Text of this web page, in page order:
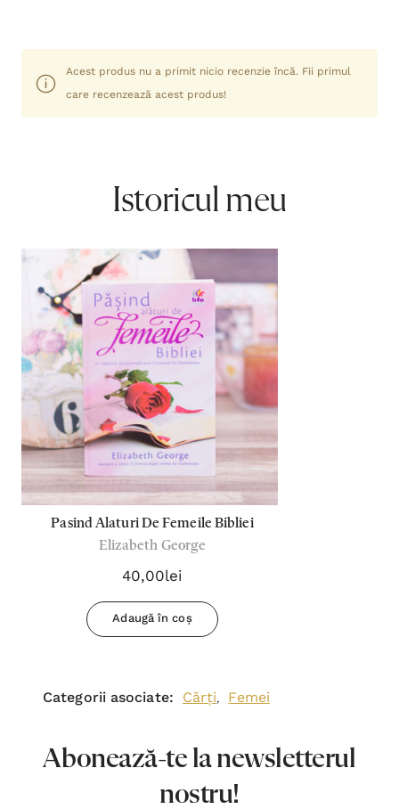
Acest produs nu a primit nicio recenzie încă. Fii primul
care recenzează acest produs!
Istoricul meu
Pasind Alaturi De Femeile Bibliei
Elizabeth George
40,00lei
Adaugă în coș
Categorii asociate: Cărți, Femei
Abonează-te la newsletterul
nostru!